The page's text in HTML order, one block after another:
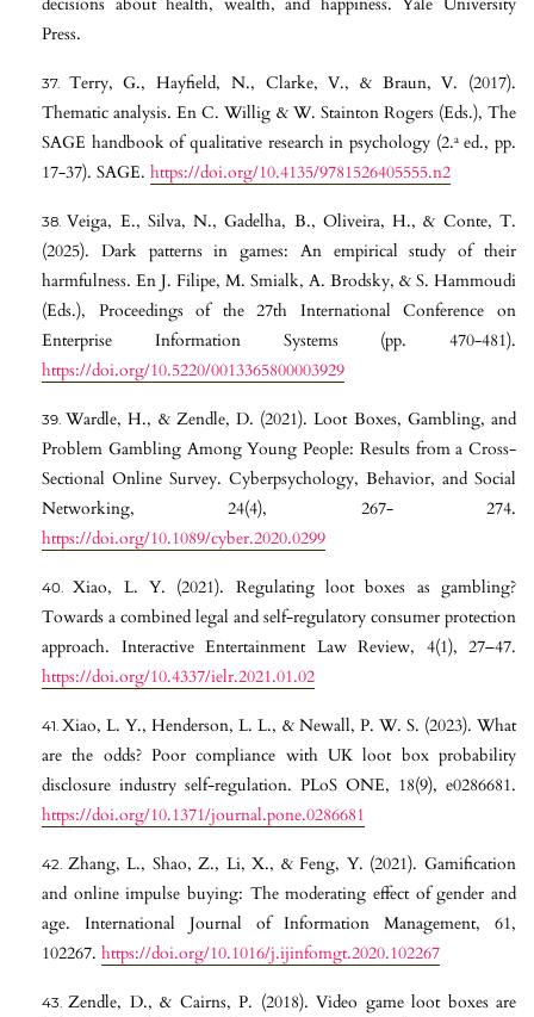
Press.
Terry, G., Hayfield, N., Clarke, V., & Braun, V. (2017).
Thematic analysis. En C. Willig & W. Stainton Rogers (Eds.), The
SAGE handbook of qualitative research in psychology (2.ª ed., pp.
17-37). SAGE. https://doi.org/10.4135/9781526405555.n2
Veiga, E., Silva, N., Gadelha, B., Oliveira, H., & Conte, T.
(2025). Dark patterns in games: An empirical study of their
harmfulness. En J. Filipe, M. Smialk, A. Brodsky, & S. Hammoudi
(Eds.), Proceedings of the 27th International Conference on
Enterprise Information Systems (pp. 470-481).
https://doi.org/10.5220/0013365800003929
Wardle, H., & Zendle, D. (2021). Loot Boxes, Gambling, and
Problem Gambling Among Young People: Results from a Cross-
Sectional Online Survey. Cyberpsychology, Behavior, and Social
Networking, 24(4), 267- 274.
https://doi.org/10.1089/cyber.2020.0299
Xiao, L. Y. (2021). Regulating loot boxes as gambling?
Towards a combined legal and self-regulatory consumer protection
approach. Interactive Entertainment Law Review, 4(1), 27–47.
https://doi.org/10.4337/ielr.2021.01.02
Xiao, L. Y., Henderson, L. L., & Newall, P. W. S. (2023). What
are the odds? Poor compliance with UK loot box probability
disclosure industry self-regulation. PLoS ONE, 18(9), e0286681.
https://doi.org/10.1371/journal.pone.0286681
Zhang, L., Shao, Z., Li, X., & Feng, Y. (2021). Gamification
and online impulse buying: The moderating effect of gender and
age. International Journal of Information Management, 61,
102267. https://doi.org/10.1016/j.ijinfomgt.2020.102267
Zendle, D., & Cairns, P. (2018). Video game loot boxes are